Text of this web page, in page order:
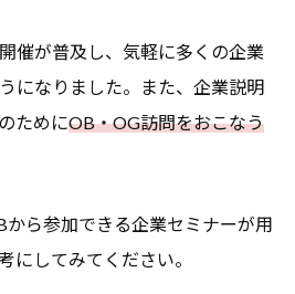
催が普及し、気軽に多くの企業
になりました。また、企業説明
ためにOB・OG訪問をおこなう
から参加できる企業セミナーが用
にしてみてください。